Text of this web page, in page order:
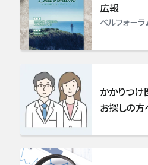
眼科
耳鼻咽喉科・頭頸部外科
広報
ベルフォーラ
かかりつけ
お探しの方